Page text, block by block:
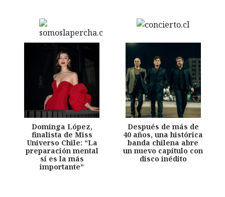
Dominga López,
finalista de Miss
Universo Chile: “La
preparación mental
sí es la más
importante”
Después de más de
40 años, una histórica
banda chilena abre
un nuevo capítulo con
disco inédito